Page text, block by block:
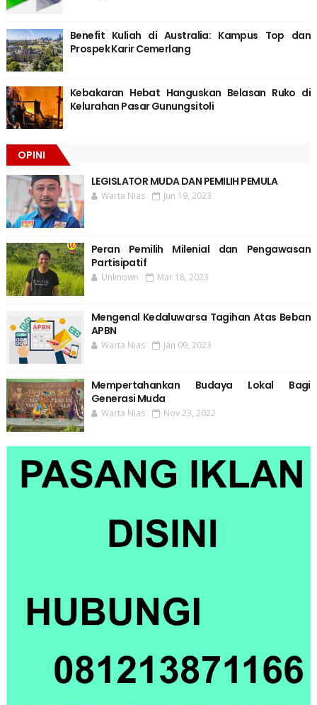
Benefit Kuliah di Australia: Kampus Top dan
Prospek Karir Cemerlang
Kebakaran Hebat Hanguskan Belasan Ruko di
Kelurahan Pasar Gunungsitoli
OPINI
LEGISLATOR MUDA DAN PEMILIH PEMULA
Warta Nias Jun 19, 2023
Peran Pemilih Milenial dan Pengawasan
Partisipatif
Unknown Mar 18, 2023
Mengenal Kedaluwarsa Tagihan Atas Beban
APBN
Warta Nias Jan 09, 2023
Mempertahankan Budaya Lokal Bagi
Generasi Muda
Warta Nias Nov 23, 2022